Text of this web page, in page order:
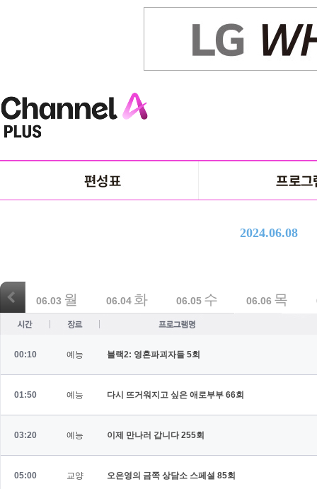
2024.06.08
06.03 월 06.04 화 06.05 수 06.06 목
00:10 예능 블랙2: 영혼파괴자들 5회
01:50 예능 다시 뜨거워지고 싶은 애로부부 66회
03:20 예능 이제 만나러 갑니다255회
05:00 교양 오은영의 금쪽 상담소 스페셜 85회